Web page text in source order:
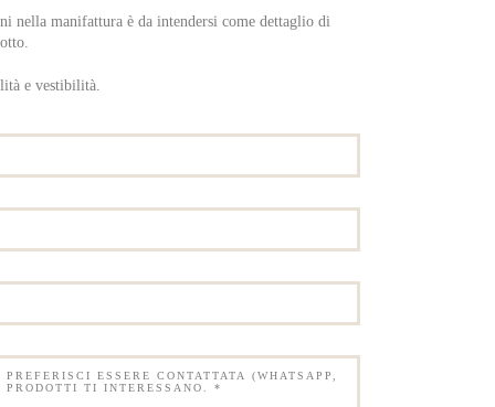
nella manifattura è da intendersi come dettaglio di
e vestibilità.